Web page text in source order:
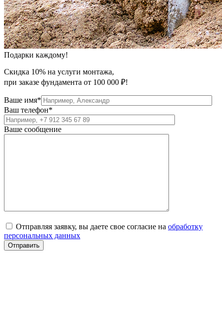
Подарки каждому!
Скидка 10% на услуги монтажа,
при заказе фундамента от 100 000 ₽!
Ваше имя*
Ваш телефон*
Ваше сообщение
Отправляя заявку, вы даете свое согласие на обработку
персональных данных